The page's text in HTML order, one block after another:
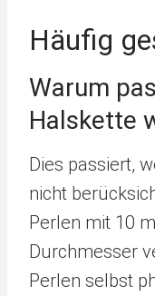
Häufig
Warum
Halskette
Dies passiert,
nicht
Perlen mit 10
Durchmesser
Perlen selbst